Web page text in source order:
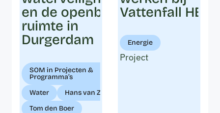
en de openbare
ruimte in
Durgerdam
SOM in Projecten &
Programma’s
Water
Hans van Zijst
Tom den Boer
Vattenfall HEAT
Energie
Project